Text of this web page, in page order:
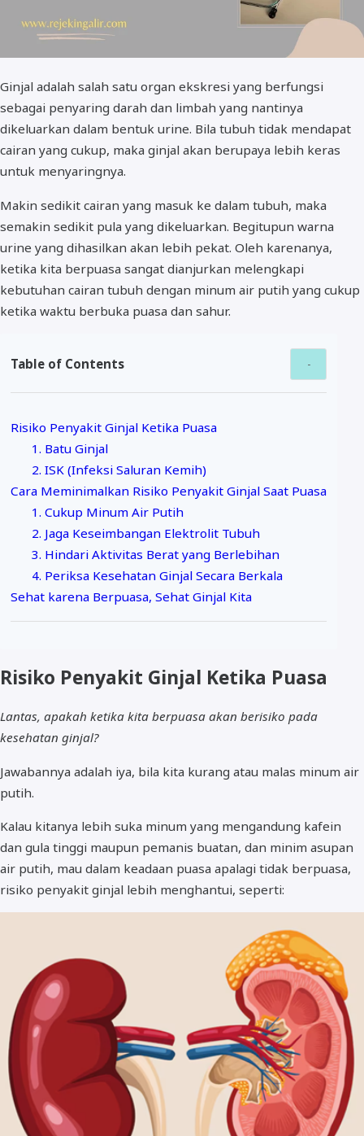
Ginjal adalah salah satu organ ekskresi yang berfungsi
sebagai penyaring darah dan limbah yang nantinya
dikeluarkan dalam bentuk urine. Bila tubuh tidak mendapat
cairan yang cukup, maka ginjal akan berupaya lebih keras
untuk menyaringnya.
Makin sedikit cairan yang masuk ke dalam tubuh, maka
semakin sedikit pula yang dikeluarkan. Begitupun warna
urine yang dihasilkan akan lebih pekat. Oleh karenanya,
ketika kita berpuasa sangat dianjurkan melengkapi
kebutuhan cairan tubuh dengan minum air putih yang cukup
ketika waktu berbuka puasa dan sahur.
Table of Contents
Risiko Penyakit Ginjal Ketika Puasa
1. Batu Ginjal
2. ISK (Infeksi Saluran Kemih)
Cara Meminimalkan Risiko Penyakit Ginjal Saat Puasa
1. Cukup Minum Air Putih
2. Jaga Keseimbangan Elektrolit Tubuh
3. Hindari Aktivitas Berat yang Berlebihan
4. Periksa Kesehatan Ginjal Secara Berkala
Sehat karena Berpuasa, Sehat Ginjal Kita
Risiko Penyakit Ginjal Ketika Puasa
Lantas, apakah ketika kita berpuasa akan berisiko pada
kesehatan ginjal?
Jawabannya adalah iya, bila kita kurang atau malas minum air
putih.
Kalau kitanya lebih suka minum yang mengandung kafein
dan gula tinggi maupun pemanis buatan, dan minim asupan
air putih, mau dalam keadaan puasa apalagi tidak berpuasa,
risiko penyakit ginjal lebih menghantui, seperti: